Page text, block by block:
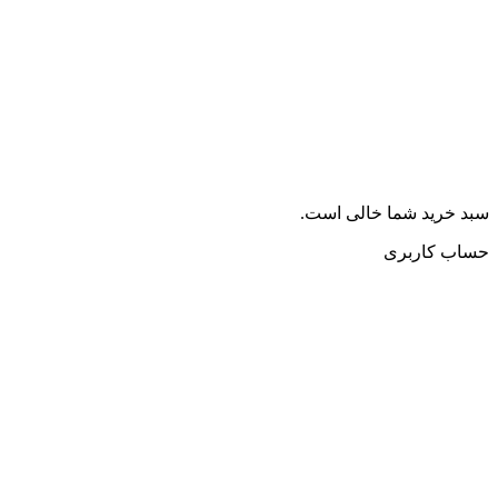
سبد خرید شما خالی است.
حساب کاربری